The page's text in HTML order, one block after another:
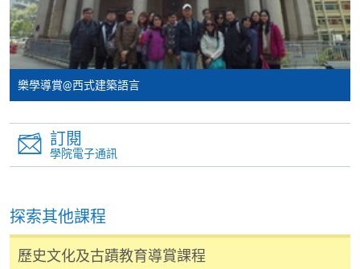
何疑問，請詳閱個別課程資料，或聯絡有關課程負責
人或報名中心。
課程/科目報名注意事項:
JavaScript程式瀏覽器的電腦上進行。建議選用
Google Chrome瀏覽器。
申請人不應閒置申請超過10分鐘。否則，申請人
網上報名只支援「提早報讀優惠」。如需享用其他
報讀優惠，請親臨學院的報名中心報名。
在網上報名過程中，由於提交課程申請和付款在系
樂學導賞@西式建築語言
訂閱
學院電子通訊
探索其他課程
歷史文化及古蹟教育導賞課程